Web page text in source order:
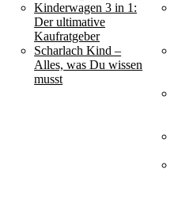
Kinderwagen 3 in 1:
Der ultimative
Kaufratgeber
Scharlach Kind –
Alles, was Du wissen
musst